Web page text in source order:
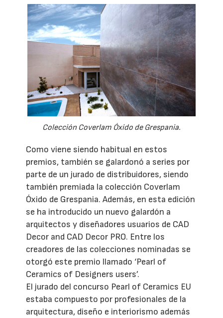
Colección Coverlam Óxido de Grespania.
Como viene siendo habitual en estos
premios, también se galardonó a series por
parte de un jurado de distribuidores, siendo
también premiada la colección Coverlam
Óxido de Grespania. Además, en esta edición
se ha introducido un nuevo galardón a
arquitectos y diseñadores usuarios de CAD
Decor and CAD Decor PRO. Entre los
creadores de las colecciones nominadas se
otorgó este premio llamado ‘Pearl of
Ceramics of Designers users’.
El jurado del concurso Pearl of Ceramics EU
estaba compuesto por profesionales de la
arquitectura, diseño e interiorismo además